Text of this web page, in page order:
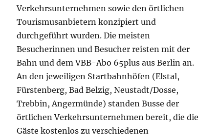
Verkehrsunternehmen sowie den örtlichen
Tourismusanbietern konzipiert und
durchgeführt wurden. Die meisten
Besucherinnen und Besucher reisten mit der
Bahn und dem VBB-Abo 65plus aus Berlin an.
An den jeweiligen Startbahnhöfen (Elstal,
Fürstenberg, Bad Belzig, Neustadt/Dosse,
Trebbin, Angermünde) standen Busse der
örtlichen Verkehrsunternehmen bereit, die die
Gäste kostenlos zu verschiedenen